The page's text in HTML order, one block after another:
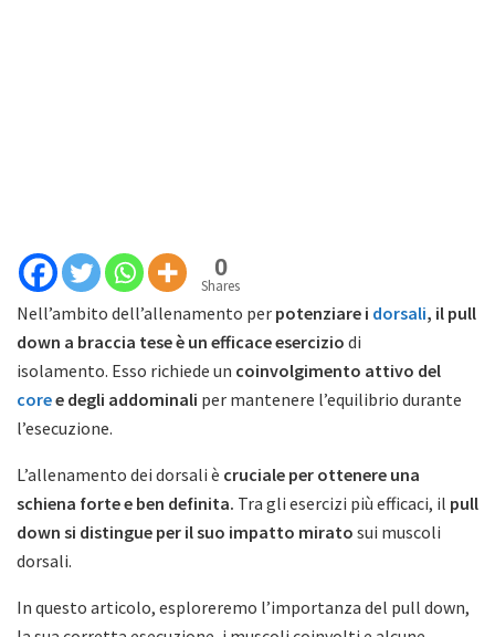
0
Shares
Nell’ambito dell’allenamento per potenziare i dorsali, il pull
down a braccia tese è un efficace esercizio di
isolamento. Esso richiede un coinvolgimento attivo del
coree degli addominali per mantenere l’equilibrio durante
l’esecuzione.
L’allenamento dei dorsali è cruciale per ottenere una
schiena forte e ben definita. Tra gli esercizi più efficaci, il pull
down si distingue per il suo impatto mirato sui muscoli
dorsali.
In questo articolo, esploreremo l’importanza del pull down,